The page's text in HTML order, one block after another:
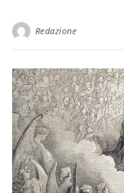
Redazione